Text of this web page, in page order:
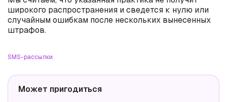
широкого распространения и сведется к нулю или
случайным ошибкам после нескольких вынесенных
штрафов.
SMS-рассылки
Может пригодиться